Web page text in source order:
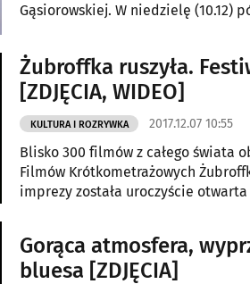
Gąsiorowskiej. W niedzielę (10.12)
Żubroffka ruszyła.
[ZDJĘCIA, WIDEO]
KULTURA I ROZRYWKA 2017.12.07 10:55
Blisko 300 filmów z całego świata
Filmów Krótkometrażowych
imprezy została uroczyście otwarta
Gorąca atmosfera,
bluesa [ZDJĘCIA]